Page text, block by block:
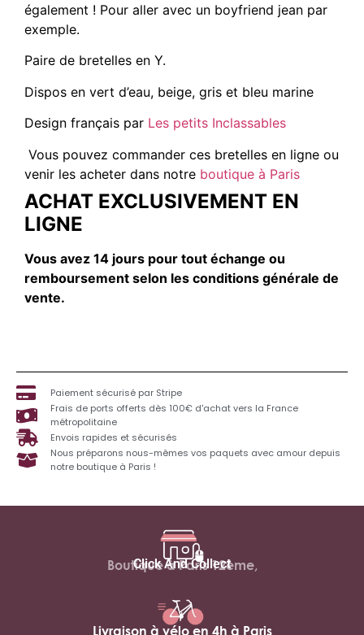
également ! Pour aller avec un boyfriend jean par
exemple.
Paire de bretelles en Y.
Dispos en vert d’eau, beige, gris et bleu marine
Design français par Les petits Inclassables
Vous pouvez commander ces bretelles en ligne ou
venir les acheter dans notre boutique à Paris
ACHAT EXCLUSIVEMENT EN
LIGNE
Vous avez 14 jours pour tout échange ou
remboursement selon les conditions générale de
vente.
Paiement sécurisé par Stripe
Frais de ports offerts dès 100€ d'achat vers la France
métropolitaine
Envois rapides et sécurisés
Nous préparons nous-mêmes vos paquets avec amour depuis
notre boutique à Paris !
Click And Collect
Boutique à Paris 12ème,
Livraison à vélo en 4h à Paris